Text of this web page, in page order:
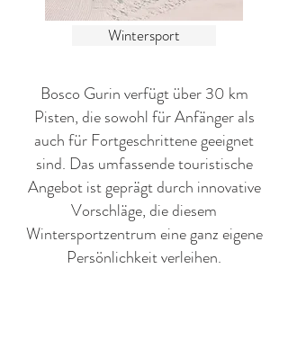
Wintersport
Bosco Gurin verfügt über 30 km
Pisten, die sowohl für Anfänger als
auch für Fortgeschrittene geeignet
sind. Das umfassende touristische
Angebot ist geprägt durch innovative
Vorschläge, die diesem
Wintersportzentrum eine ganz eigene
Persönlichkeit verleihen.